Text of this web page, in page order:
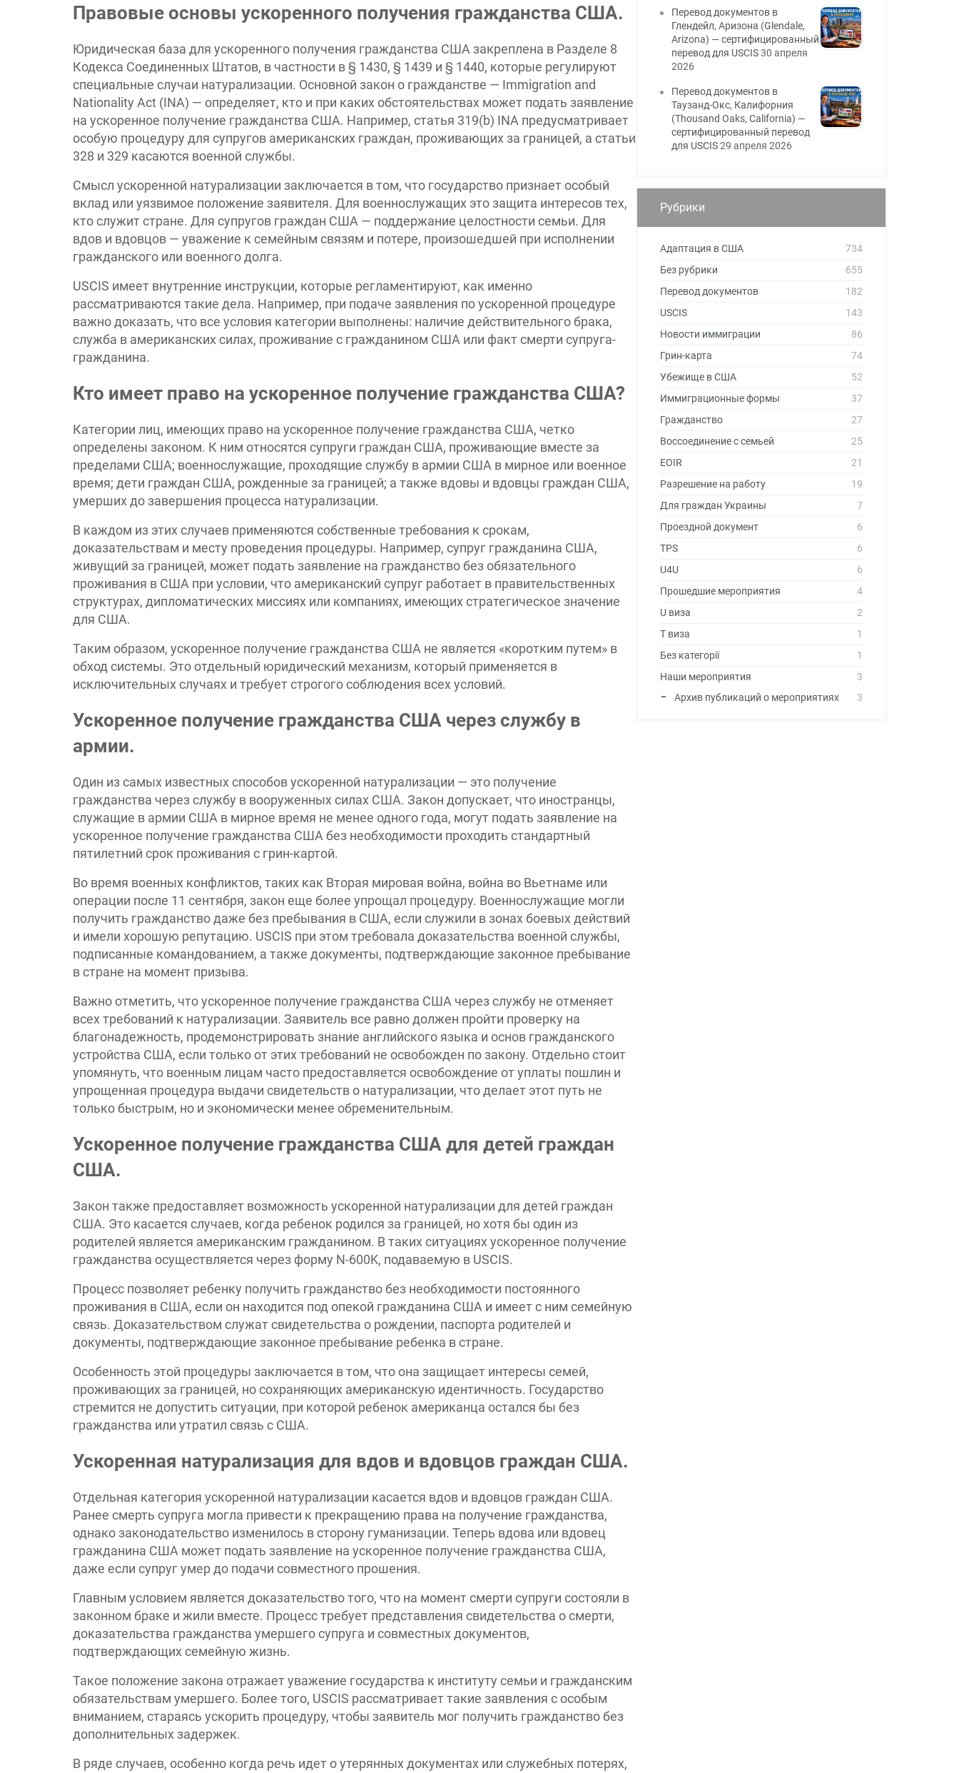
Правовые основы ускоренного получения гражданства США.
Юридическая база для ускоренного получения гражданства США закреплена в Разделе 8
Кодекса Соединенных Штатов, в частности в § 1430, § 1439 и § 1440, которые регулируют
специальные случаи натурализации. Основной закон о гражданстве — Immigration and
Nationality Act (INA) — определяет, кто и при каких обстоятельствах может подать заявление
на ускоренное получение гражданства США. Например, статья 319(b) INA предусматривает
особую процедуру для супругов американских граждан, проживающих за границей, а статьи
328 и 329 касаются военной службы.
Смысл ускоренной натурализации заключается в том, что государство признает особый
вклад или уязвимое положение заявителя. Для военнослужащих это защита интересов тех,
кто служит стране. Для супругов граждан США — поддержание целостности семьи. Для
вдов и вдовцов — уважение к семейным связям и потере, произошедшей при исполнении
гражданского или военного долга.
USCIS имеет внутренние инструкции, которые регламентируют, как именно
рассматриваются такие дела. Например, при подаче заявления по ускоренной процедуре
важно доказать, что все условия категории выполнены: наличие действительного брака,
служба в американских силах, проживание с гражданином США или факт смерти супруга-
гражданина.
Кто имеет право на ускоренное получение гражданства США?
Категории лиц, имеющих право на ускоренное получение гражданства США, четко
определены законом. К ним относятся супруги граждан США, проживающие вместе за
пределами США; военнослужащие, проходящие службу в армии США в мирное или военное
время; дети граждан США, рожденные за границей; а также вдовы и вдовцы граждан США,
умерших до завершения процесса натурализации.
В каждом из этих случаев применяются собственные требования к срокам,
доказательствам и месту проведения процедуры. Например, супруг гражданина США,
живущий за границей, может подать заявление на гражданство без обязательного
проживания в США при условии, что американский супруг работает в правительственных
структурах, дипломатических миссиях или компаниях, имеющих стратегическое значение
для США.
Таким образом, ускоренное получение гражданства США не является «коротким путем» в
обход системы. Это отдельный юридический механизм, который применяется в
исключительных случаях и требует строгого соблюдения всех условий.
Ускоренное получение гражданства США через службу в
армии.
Один из самых известных способов ускоренной натурализации — это получение
гражданства через службу в вооруженных силах США. Закон допускает, что иностранцы,
служащие в армии США в мирное время не менее одного года, могут подать заявление на
ускоренное получение гражданства США без необходимости проходить стандартный
пятилетний срок проживания с грин-картой.
Во время военных конфликтов, таких как Вторая мировая война, война во Вьетнаме или
операции после 11 сентября, закон еще более упрощал процедуру. Военнослужащие могли
получить гражданство даже без пребывания в США, если служили в зонах боевых действий
и имели хорошую репутацию. USCIS при этом требовала доказательства военной службы,
подписанные командованием, а также документы, подтверждающие законное пребывание
в стране на момент призыва.
Важно отметить, что ускоренное получение гражданства США через службу не отменяет
всех требований к натурализации. Заявитель все равно должен пройти проверку на
благонадежность, продемонстрировать знание английского языка и основ гражданского
устройства США, если только от этих требований не освобожден по закону. Отдельно стоит
упомянуть, что военным лицам часто предоставляется освобождение от уплаты пошлин и
упрощенная процедура выдачи свидетельств о натурализации, что делает этот путь не
только быстрым, но и экономически менее обременительным.
Ускоренное получение гражданства США для детей граждан
США.
Закон также предоставляет возможность ускоренной натурализации для детей граждан
США. Это касается случаев, когда ребенок родился за границей, но хотя бы один из
родителей является американским гражданином. В таких ситуациях ускоренное получение
гражданства осуществляется через форму N-600K, подаваемую в USCIS.
Процесс позволяет ребенку получить гражданство без необходимости постоянного
проживания в США, если он находится под опекой гражданина США и имеет с ним семейную
связь. Доказательством служат свидетельства о рождении, паспорта родителей и
документы, подтверждающие законное пребывание ребенка в стране.
Особенность этой процедуры заключается в том, что она защищает интересы семей,
проживающих за границей, но сохраняющих американскую идентичность. Государство
стремится не допустить ситуации, при которой ребенок американца остался бы без
гражданства или утратил связь с США.
Ускоренная натурализация для вдов и вдовцов граждан США.
Отдельная категория ускоренной натурализации касается вдов и вдовцов граждан США.
Ранее смерть супруга могла привести к прекращению права на получение гражданства,
однако законодательство изменилось в сторону гуманизации. Теперь вдова или вдовец
гражданина США может подать заявление на ускоренное получение гражданства США,
даже если супруг умер до подачи совместного прошения.
Главным условием является доказательство того, что на момент смерти супруги состояли в
законном браке и жили вместе. Процесс требует представления свидетельства о смерти,
доказательства гражданства умершего супруга и совместных документов,
подтверждающих семейную жизнь.
Такое положение закона отражает уважение государства к институту семьи и гражданским
обязательствам умершего. Более того, USCIS рассматривает такие заявления с особым
вниманием, стараясь ускорить процедуру, чтобы заявитель мог получить гражданство без
дополнительных задержек.
В ряде случаев, особенно когда речь идет о утерянных документах или служебных потерях,
Перевод документов в
Глендейл, Аризона (Glendale,
Arizona) — сертифицированный
перевод для USCIS30 апреля
2026
Перевод документов в
Таузанд-Окс, Калифорния
(Thousand Oaks, California) —
сертифицированный перевод
для USCIS29 апреля 2026
Рубрики
Адаптация в США
734
Без рубрики
655
Перевод документов
182
USCIS
143
Новости иммиграции
86
Грин-карта
74
Убежище в США
52
Иммиграционные формы
37
Гражданство
27
Воссоединение с семьей
25
EOIR
21
Разрешение на работу
19
Для граждан Украины
7
Проездной документ
6
TPS
6
U4U
6
Прошедшие мероприятия
4
U виза
2
T виза
1
Без категорії
1
Наши мероприятия
3
Архив публикаций о мероприятиях
3